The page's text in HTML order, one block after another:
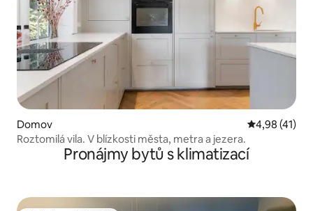
Domov Průměrné
4,98 (41)
Roztomilá vila. V blízkosti města, metra a jezera.
Pronájmy bytů s klimatizací